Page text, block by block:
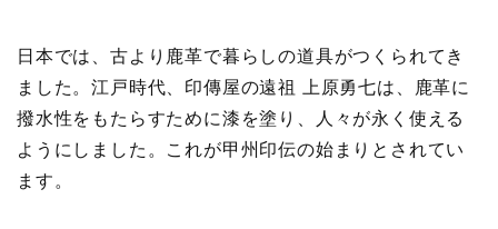
日本では、古より鹿革で暮らしの道具がつくられてき
ました。江戸時代、印傳屋の遠祖 上原勇七は、鹿革に
撥水性をもたらすために漆を塗り、人々が永く使える
ようにしました。これが甲州印伝の始まりとされてい
ます。